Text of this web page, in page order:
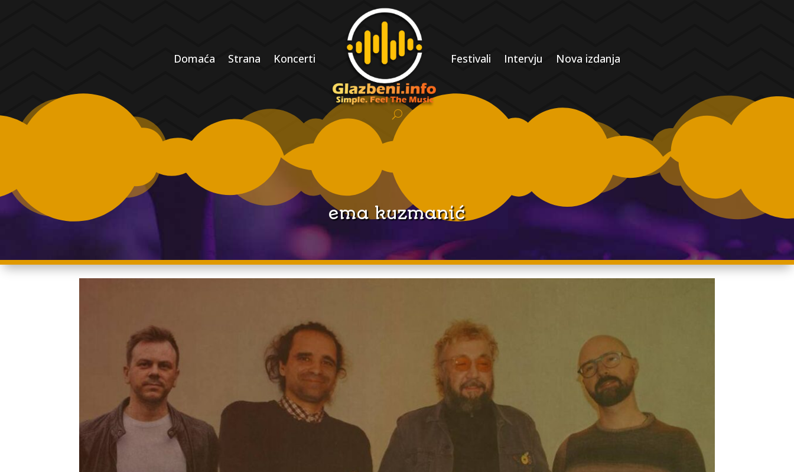
Domaća Strana Koncerti Festivali Intervju Nova izdanja
ema kuzmanić